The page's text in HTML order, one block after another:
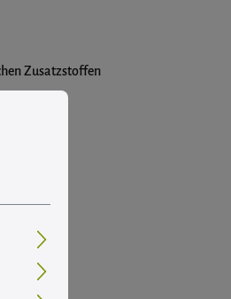
Zusatzstoffen
...